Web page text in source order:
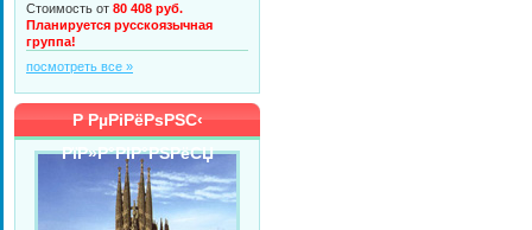
Стоимость от 80 408 руб.
Планируется русскоязычная
группа!
посмотреть все »
Р РµРіРёРѕРЅС‹
РїР»Р°РІР°РЅРёСЏ